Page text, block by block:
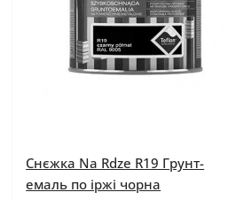
Снєжка Na Rdze R19 Грунт-
емаль по іржі чорна